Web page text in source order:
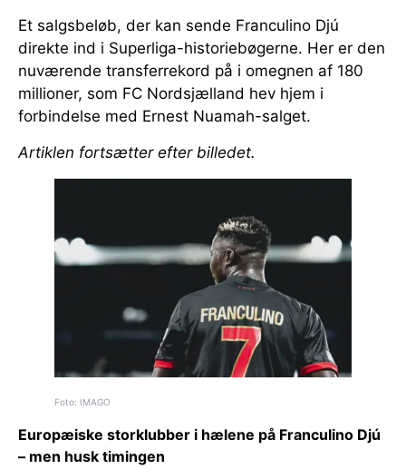
Et salgsbeløb, der kan sende Franculino Djú
direkte ind i Superliga-historiebøgerne. Her er den
nuværende transferrekord på i omegnen af 180
millioner, som FC Nordsjælland hev hjem i
forbindelse med Ernest Nuamah-salget.
Artiklen fortsætter efter billedet.
Foto: IMAGO
Europæiske storklubber i hælene på Franculino Djú
– men husk timingen